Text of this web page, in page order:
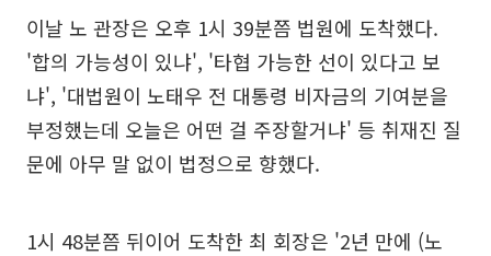
이날 노 관장은 오후 1시 39분쯤 법원에 도착했다.
'합의 가능성이 있냐', '타협 가능한 선이 있다고 보
냐', '대법원이 노태우 전 대통령 비자금의 기여분을
부정했는데 오늘은 어떤 걸 주장할거냐' 등 취재진 질
문에 아무 말 없이 법정으로 향했다.
1시 48분쯤 뒤이어 도착한 최 회장은 '2년 만에 (노